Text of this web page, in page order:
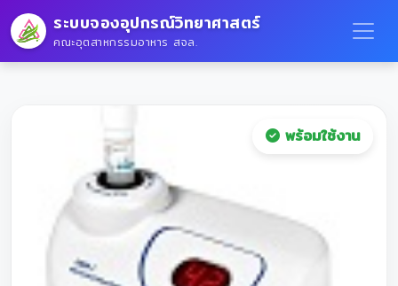
ระบบจองอุปกรณ์วิทยาศาสตร์
คณะอุตสาหกรรมอาหาร สจล.
พร้อมใช้งาน